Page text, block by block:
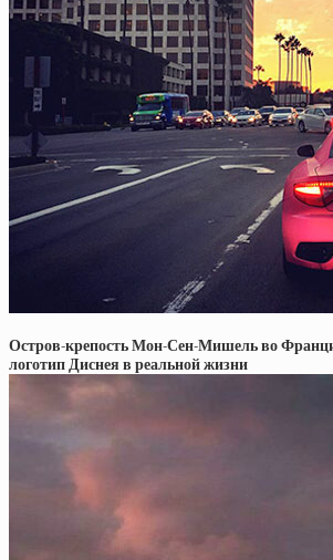
Остров-крепость Мон-Сен-Мишель во
логотип Диснея в реальной жизни